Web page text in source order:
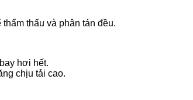
thấu và phân tán đều.
hơi hết.
chịu tải cao.